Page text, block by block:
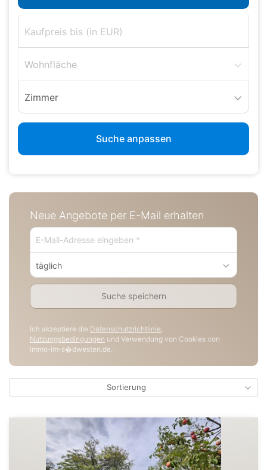
Wohnfläche
Zimmer
Suche anpassen
Neue Angebote per E-Mail erhalten
täglich
Suche speichern
Ich akzeptiere die Datenschutzrichtlinie,
Nutzungsbedingungen und Verwendung von Cookies von
immo-im-s�dwesten.de.
Sortierung